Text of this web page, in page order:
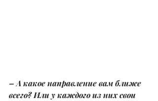
– А какое направление вам ближе
всего? Или у каждого из них свои